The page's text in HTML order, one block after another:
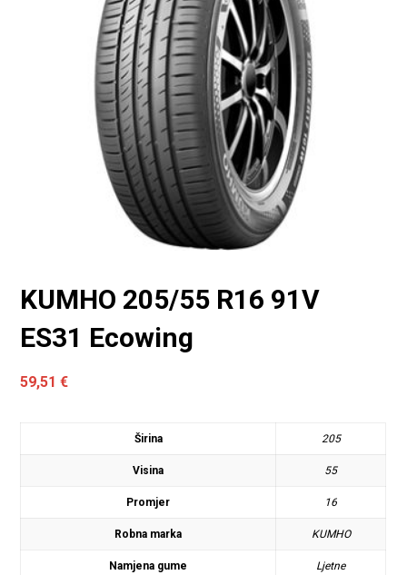
KUMHO 205/55 R16 91V
ES31 Ecowing
59,51€
Širina 205
Visina 55
Promjer 16
Robna marka KUMHO
Namjena gume Ljetne